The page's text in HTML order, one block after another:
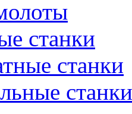
станки
станки
станки